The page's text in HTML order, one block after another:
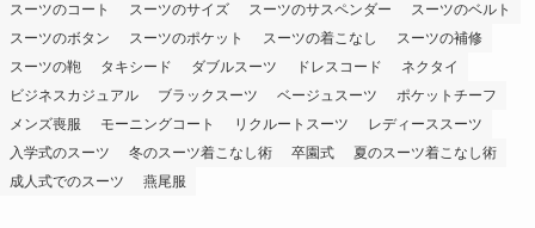
スーツのコート
スーツのサイズ スーツのサスペンダー
スーツのベルト
スーツのボタン
スーツのポケット スーツの着こなし
スーツの補修
スーツの鞄
タキシード ダブルスーツ ドレスコード
ネクタイ
ビジネスカジュアル
ブラックスーツ ベージュスーツ
ポケットチーフ
メンズ喪服
モーニングコート リクルートスーツ
レディーススーツ
入学式のスーツ
冬のスーツ着こなし術 卒園式
夏のスーツ着こなし術
成人式でのスーツ
燕尾服